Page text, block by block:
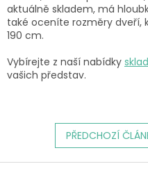
aktuálně skladem, má
také oceníte rozměry dveří,
190 cm.
Vybírejte z naší nabídky
vašich představ.
PŘEDCHOZÍ
Z